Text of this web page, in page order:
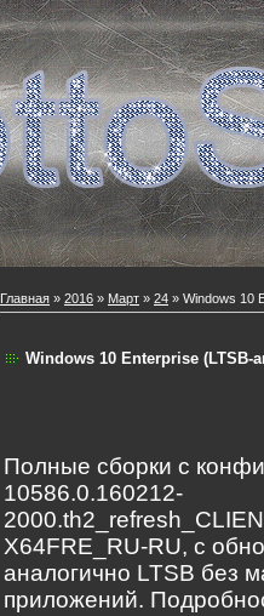
Главная » 2016 » Март » 24 » Windows 10
Windows 10 Enterprise (LTSB-
Полные сборки с
10586.0.160212-
Х64FRE_RU-RU, с
аналогично LTSB без
приложений.